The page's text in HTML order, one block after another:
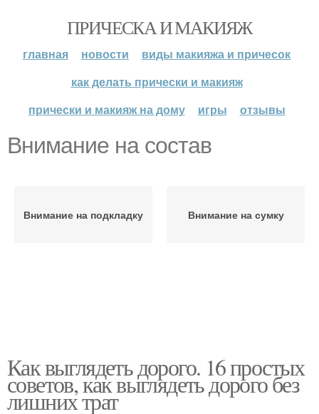
ПРИЧЕСКА И МАКИЯЖ
главная новости
виды макияжа и причесок
как делать прически и макияж
прически и макияж на дому
игры отзывы
Внимание на состав
Внимание на подкладку Внимание на сумку
Как выглядеть дорого. 16 простых
советов, как выглядеть дорого без
лишних трат